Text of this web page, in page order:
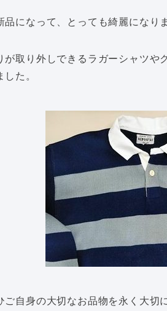
品になって、とっても綺麗になり
が取り外しできるラガーシャツや
た。
ご自身の大切なお品物を永く大切